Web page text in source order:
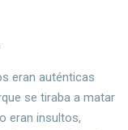
eran auténticas
se tiraba a matar
eran insultos,